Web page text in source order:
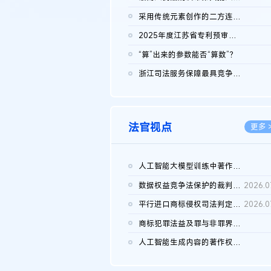
采用传统元素创作的二方连续装饰图案作品的独创性及侵权对比认定
2025年度江苏省专利预审典型案例
“算”出来的参数能否“算数”？
浙江司法服务保障最具竞争力营商环境建设典型案例（第二批）含侵...
法官视点 更多
人工智能大模型训练中著作权的合理使用
数据权益竞争法保护的裁判路径构建
平行进口商标侵权司法判定规则的困境与纾解
商标犯罪法益及罪与非罪界限研究
人工智能生成内容的著作权司法认定：演进逻辑、现实困境与规则建...